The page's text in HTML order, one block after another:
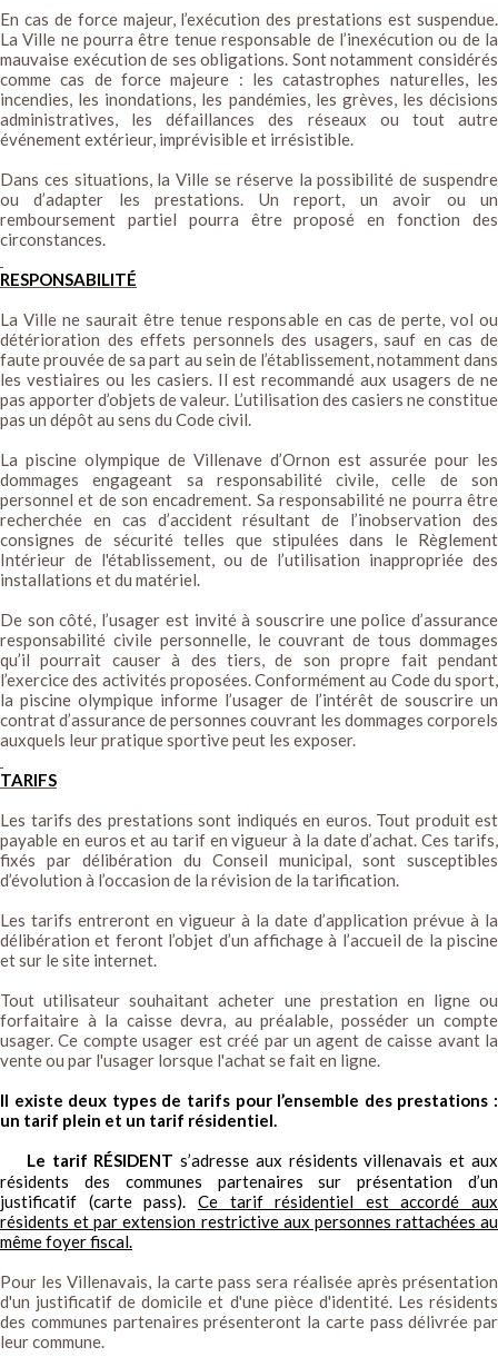
En cas de force majeur, l’exécution des prestations est suspendue.
La Ville ne pourra être tenue responsable de l’inexécution ou de la
mauvaise exécution de ses obligations. Sont notamment considérés
comme cas de force majeure : les catastrophes naturelles, les
incendies, les inondations, les pandémies, les grèves, les décisions
administratives, les défaillances des réseaux ou tout autre
événement extérieur, imprévisible et irrésistible.
Dans ces situations, la Ville se réserve la possibilité de suspendre
ou d’adapter les prestations. Un report, un avoir ou un
remboursement partiel pourra être proposé en fonction des
circonstances.
RESPONSABILITÉ
La Ville ne saurait être tenue responsable en cas de perte, vol ou
détérioration des effets personnels des usagers, sauf en cas de
faute prouvée de sa part au sein de l’établissement, notamment dans
les vestiaires ou les casiers. Il est recommandé aux usagers de ne
pas apporter d’objets de valeur. L’utilisation des casiers ne constitue
pas un dépôt au sens du Code civil.
La piscine olympique de Villenave d’Ornon est assurée pour les
dommages engageant sa responsabilité civile, celle de son
personnel et de son encadrement. Sa responsabilité ne pourra être
recherchée en cas d’accident résultant de l’inobservation des
consignes de sécurité telles que stipulées dans le Règlement
Intérieur de l'établissement, ou de l’utilisation inappropriée des
installations et du matériel.
De son côté, l’usager est invité à souscrire une police d’assurance
responsabilité civile personnelle, le couvrant de tous dommages
qu’il pourrait causer à des tiers, de son propre fait pendant
l’exercice des activités proposées. Conformément au Code du sport,
la piscine olympique informe l’usager de l’intérêt de souscrire un
contrat d’assurance de personnes couvrant les dommages corporels
auxquels leur pratique sportive peut les exposer.
TARIFS
Les tarifs des prestations sont indiqués en euros. Tout produit est
payable en euros et au tarif en vigueur à la date d’achat. Ces tarifs,
fixés par délibération du Conseil municipal, sont susceptibles
d’évolution à l’occasion de la révision de la tarification.
Les tarifs entreront en vigueur à la date d’application prévue à la
délibération et feront l’objet d’un affichage à l’accueil de la piscine
et sur le site internet.
Tout utilisateur souhaitant acheter une prestation en ligne ou
forfaitaire à la caisse devra, au préalable, posséder un compte
usager. Ce compte usager est créé par un agent de caisse avant la
vente ou par l'usager lorsque l'achat se fait en ligne.
Il existe deux types de tarifs pour l’ensemble des prestations :
un tarif plein et un tarif résidentiel.
Le tarif RÉSIDENTs’adresse aux résidents villenavais et aux
résidents des communes partenaires sur présentation d’un
justificatif (carte pass). Ce tarif résidentiel est accordé aux
résidents et par extension restrictive aux personnes rattachées au
même foyer fiscal.
Pour les Villenavais, la carte pass sera réalisée après présentation
d'un justificatif de domicile et d'une pièce d'identité. Les résidents
des communes partenaires présenteront la carte pass délivrée par
leur commune.